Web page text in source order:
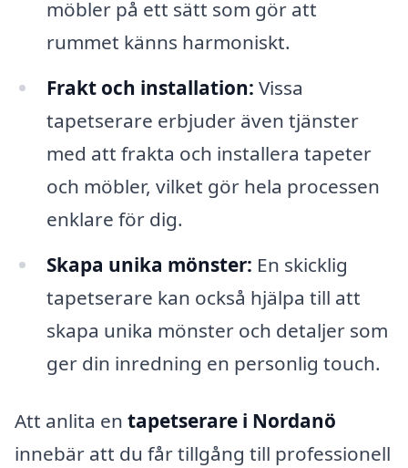
möbler på ett sätt som gör att
rummet känns harmoniskt.
Frakt och installation: Vissa
tapetserare erbjuder även tjänster
med att frakta och installera tapeter
och möbler, vilket gör hela processen
enklare för dig.
Skapa unika mönster: En skicklig
tapetserare kan också hjälpa till att
skapa unika mönster och detaljer som
ger din inredning en personlig touch.
Att anlita en tapetserare i Nordanö
innebär att du får tillgång till professionell